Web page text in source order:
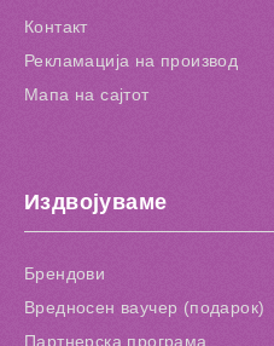
Контакт
Рекламација на производ
Мапа на сајтот
Издвојуваме
Брендови
Вредносен ваучер (подарок)
Партнерска програма